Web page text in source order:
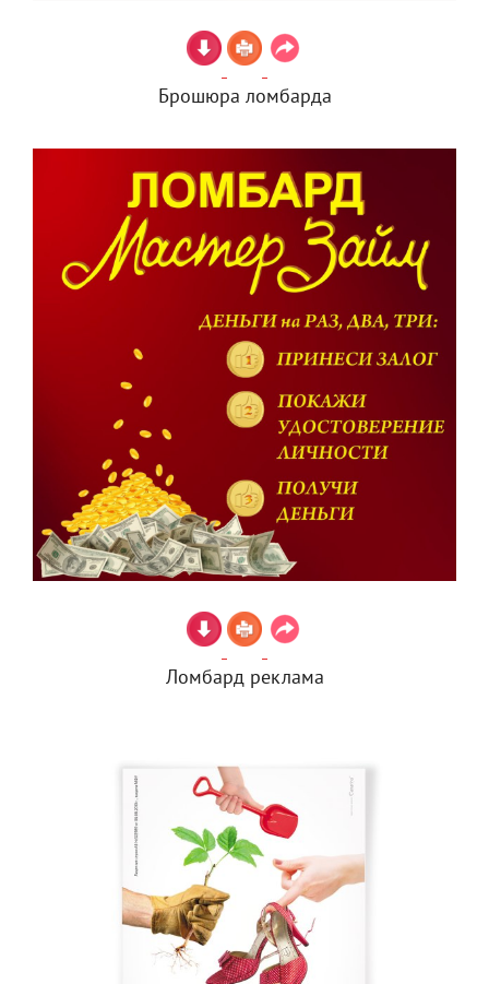
Брошюра ломбарда
Ломбард реклама